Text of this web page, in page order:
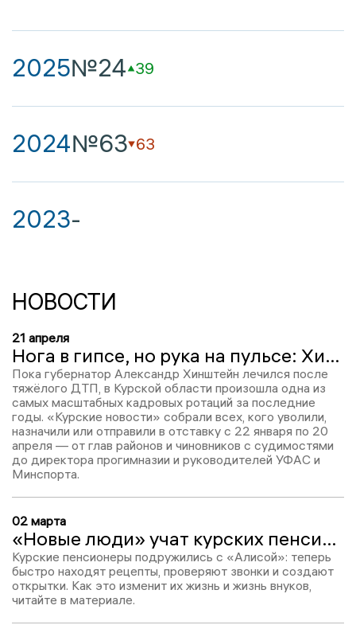
2025№24 39
2024№63 63
2023-
НОВОСТИ
21 апреля
Нога в гипсе, но рука на пульсе: Хинштейн на больничном провел одну из самых масштабных ротаций во власти
Пока губернатор Александр Хинштейн лечился после
тяжёлого ДТП, в Курской области произошла одна из
самых масштабных кадровых ротаций за последние
годы. «Курские новости» собрали всех, кого уволили,
назначили или отправили в отставку с 22 января по 20
апреля — от глав районов и чиновников с судимостями
до директора прогимназии и руководителей УФАС и
Минспорта.
02 марта
«Новые люди» учат курских пенсионеров работать с нейросетями
Курские пенсионеры подружились с «Алисой»: теперь
быстро находят рецепты, проверяют звонки и создают
открытки. Как это изменит их жизнь и жизнь внуков,
читайте в материале.